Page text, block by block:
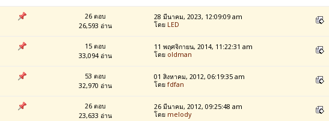
26 ตอบ
26,593 อ่าน
28 มีนาคม, 2023, 12:09:09 am
โดย LED
15 ตอบ
33,094 อ่าน
11 พฤศจิกายน, 2014, 11:22:31 am
โดย oldman
53 ตอบ
32,970 อ่าน
01 สิงหาคม, 2012, 06:19:35 am
โดย fdfan
26 ตอบ
23,633 อ่าน
26 มีนาคม, 2012, 09:25:48 am
โดย melody